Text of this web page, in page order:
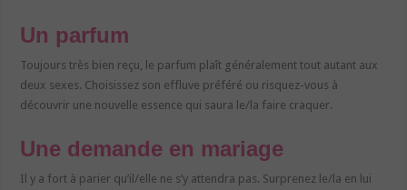
Un parfum
Toujours très bien reçu, le parfum plaît généralement tout autant aux
deux sexes. Choisissez son effluve préféré ou risquez-vous à
découvrir une nouvelle essence qui saura le/la faire craquer.
Une demande en mariage
Il y a fort à parier qu’il/elle ne s’y attendra pas. Surprenez le/la en lui